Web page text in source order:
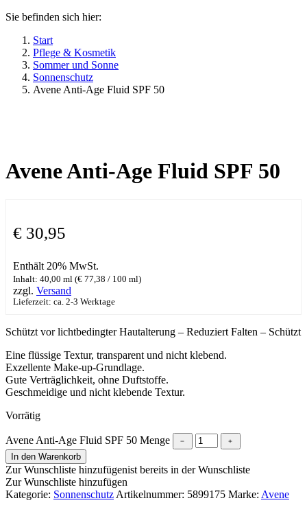
Sie befinden sich hier:
Start
Pflege & Kosmetik
Sommer und Sonne
Sonnenschutz
Avene Anti-Age Fluid SPF 50
Avene Anti-Age Fluid SPF 50
€ 30,95
Enthält 20% MwSt.
Inhalt: 40,00 ml (€ 77,38 / 100 ml)
zzgl. Versand
Lieferzeit: ca. 2-3 Werktage
Schützt vor lichtbedingter Hautalterung – Reduziert Falten – Schützt
Eine flüssige Textur, transparent und nicht klebend.
Exzellente Make-up-Grundlage.
Gute Verträglichkeit, ohne Duftstoffe.
Geschmeidige und nicht klebende Textur.
Vorrätig
Avene Anti-Age Fluid SPF 50 Menge ﹣
﹢
In den Warenkorb
Zur Wunschliste hinzufügenist bereits in der Wunschliste
Zur Wunschliste hinzufügen
Kategorie: Sonnenschutz Artikelnummer: 5899175 Marke: Avene